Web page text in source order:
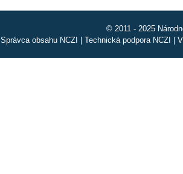
© 2011 - 2025
Správca obsahu NCZI Technická podpora NCZI